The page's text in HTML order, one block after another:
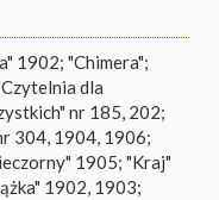
1902; "Chimera";
dla
nr 185, 202;
304, 1904, 1906;
1905; "Kraj"
1902, 1903;